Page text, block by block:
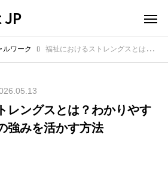
JP
ルワーク 福祉におけるストレングスとは？わかりやすく解説！利用者の強みを活かす方法
レングスとは？わかりやす
強みを活かす方法